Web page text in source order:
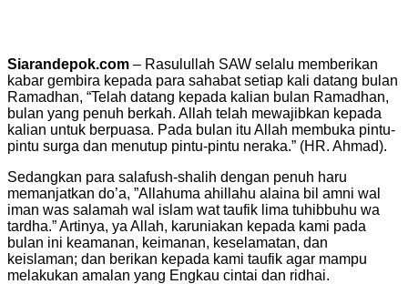
Siarandepok.com – Rasulullah SAW selalu memberikan
kabar gembira kepada para sahabat setiap kali datang bulan
Ramadhan, “Telah datang kepada kalian bulan Ramadhan,
bulan yang penuh berkah. Allah telah mewajibkan kepada
kalian untuk berpuasa. Pada bulan itu Allah membuka pintu-
pintu surga dan menutup pintu-pintu neraka.” (HR. Ahmad).
Sedangkan para salafush-shalih dengan penuh haru
memanjatkan do’a, ”Allahuma ahillahu alaina bil amni wal
iman was salamah wal islam wat taufik lima tuhibbuhu wa
tardha.” Artinya, ya Allah, karuniakan kepada kami pada
bulan ini keamanan, keimanan, keselamatan, dan
keislaman; dan berikan kepada kami taufik agar mampu
melakukan amalan yang Engkau cintai dan ridhai.